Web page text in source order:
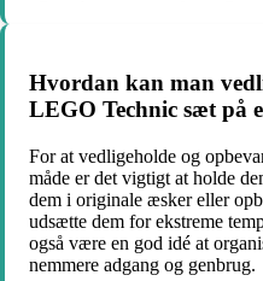
Hvordan kan man
LEGO Technic sæt på
For at vedligeholde og
måde er det vigtigt at holde
dem i originale æsker eller
udsætte dem for ekstreme
også være en god idé at
nemmere adgang og genbrug.